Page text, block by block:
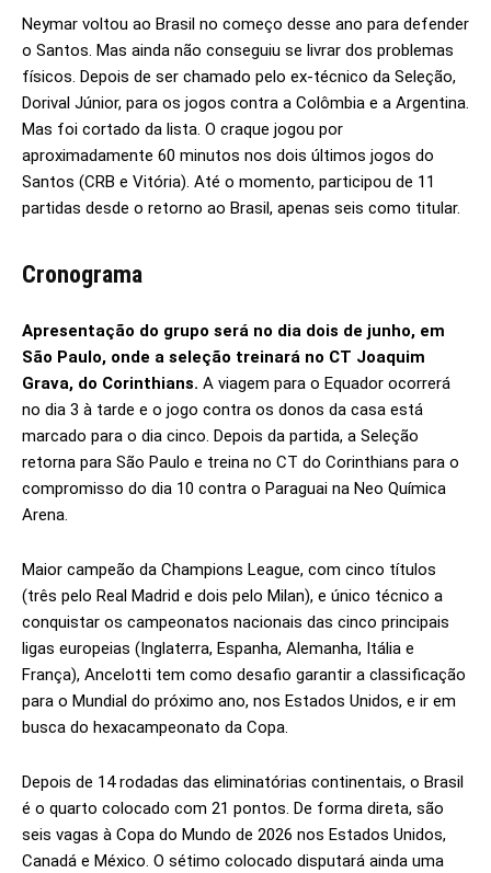
Neymar voltou ao Brasil no começo desse ano para defender
o Santos. Mas ainda não conseguiu se livrar dos problemas
físicos. Depois de ser chamado pelo ex-técnico da Seleção,
Dorival Júnior, para os jogos contra a Colômbia e a Argentina.
Mas foi cortado da lista. O craque jogou por
aproximadamente 60 minutos nos dois últimos jogos do
Santos (CRB e Vitória). Até o momento, participou de 11
partidas desde o retorno ao Brasil, apenas seis como titular.
Cronograma
Apresentação do grupo será no dia dois de junho, em
São Paulo, onde a seleção treinará no CT Joaquim
Grava, do Corinthians. A viagem para o Equador ocorrerá
no dia 3 à tarde e o jogo contra os donos da casa está
marcado para o dia cinco. Depois da partida, a Seleção
retorna para São Paulo e treina no CT do Corinthians para o
compromisso do dia 10 contra o Paraguai na Neo Química
Arena.
Maior campeão da Champions League, com cinco títulos
(três pelo Real Madrid e dois pelo Milan), e único técnico a
conquistar os campeonatos nacionais das cinco principais
ligas europeias (Inglaterra, Espanha, Alemanha, Itália e
França), Ancelotti tem como desafio garantir a classificação
para o Mundial do próximo ano, nos Estados Unidos, e ir em
busca do hexacampeonato da Copa.
Depois de 14 rodadas das eliminatórias continentais, o Brasil
é o quarto colocado com 21 pontos. De forma direta, são
seis vagas à Copa do Mundo de 2026 nos Estados Unidos,
Canadá e México. O sétimo colocado disputará ainda uma